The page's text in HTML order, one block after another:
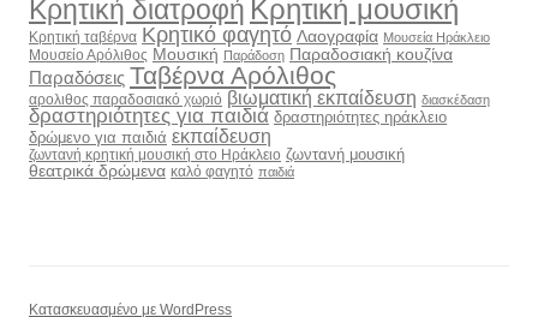
Κρητική διατροφή Κρητική μουσική
Κρητική ταβέρνα Κρητικό φαγητό Λαογραφία Μουσεία Ηράκλειο
Μουσείο Αρόλιθος Μουσική Παράδοση Παραδοσιακή κουζίνα
Παραδόσεις Ταβέρνα Αρόλιθος
αρολιθος παραδοσιακό χωριό βιωματική εκπαίδευση διασκέδαση
δραστηριότητες για παιδιά δραστηριότητες ηράκλειο
δρώμενο για παιδιά εκπαίδευση
ζωντανή κρητική μουσική στο Ηράκλειο ζωντανή μουσική
θεατρικά δρώμενα καλό φαγητό παιδιά
Κατασκευασμένο με WordPress